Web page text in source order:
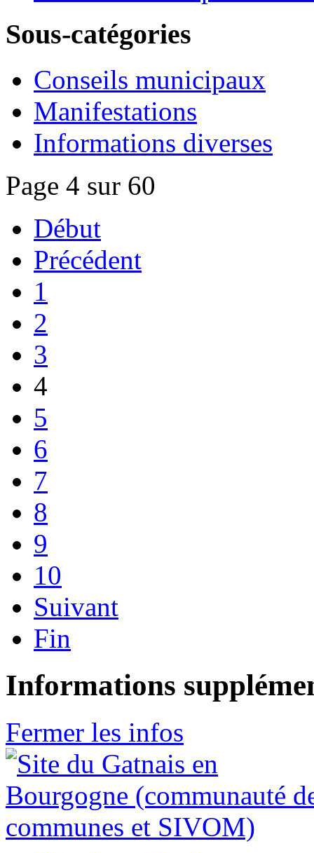
Sous-catégories
Conseils municipaux
Manifestations
Informations diverses
Page 4 sur 60
Début
Précédent
1
2
3
4
5
6
7
8
9
10
Suivant
Fin
Informations
Fermer les infos